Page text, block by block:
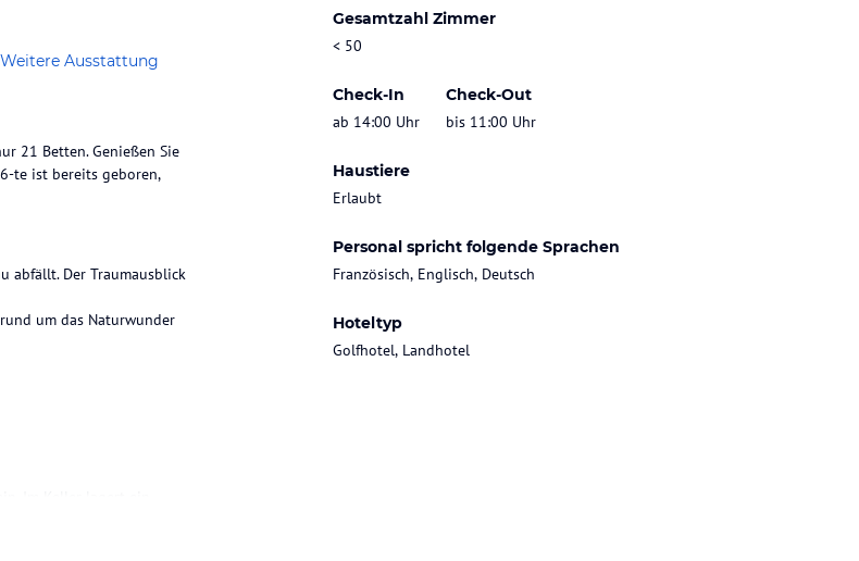
Weitere Ausstattung
Gesamtzahl Zimmer
< 50
Check-In
ab 14:00 Uhr
Check-Out
bis 11:00 Uhr
Haustiere
Erlaubt
Personal spricht folgende Sprachen
Französisch, Englisch, Deutsch
Hoteltyp
Golfhotel, Landhotel
21 Betten. Genießen Sie
te ist bereits geboren,
abfällt. Der Traumausblick
um das Naturwunder